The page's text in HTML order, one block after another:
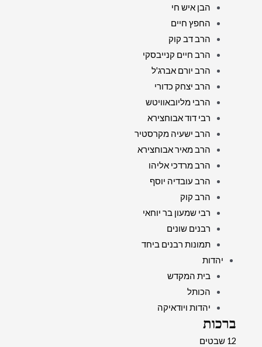
הבן איש חי
החפץ חיים
הרב דב קוק
הרב חיים קנייבסקי
הרב יורם אברג'ל
הרב יצחק כדורי
הרבי מליובאוויטש
רבי דוד אבוחצירא
הרב ישעיה מקרסטיר
הרב מאיר אבוחצירא
הרב מרדכי אליהו
הרב עובדיה יוסף
הרב קוק
רבי שמעון בר יוחאי
רבנים שונים
תמונות רבנים ביחד
יהדות
בית המקדש
הכותל
יהדות ויודאיקה
ברכות
12 שבטים